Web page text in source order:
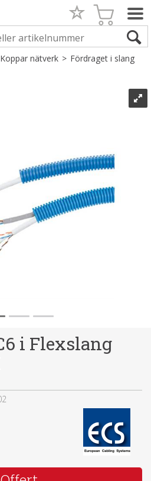
Koppar nätverk>Fördraget i slang
i Flexslang